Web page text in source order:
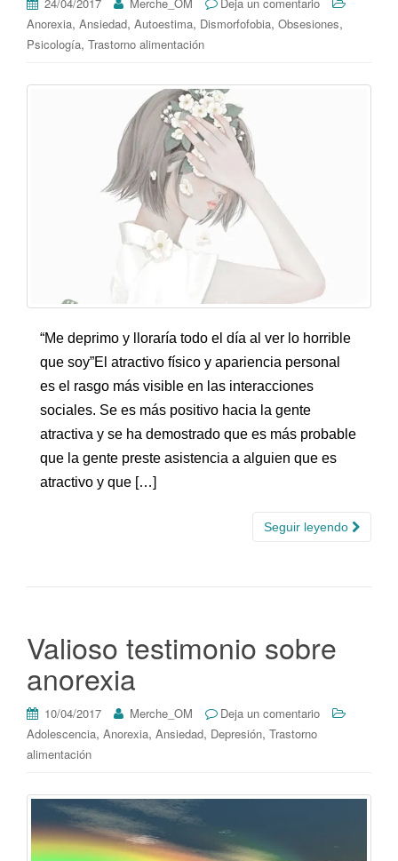
Anorexia, Ansiedad, Autoestima, Dismorfofobia, Obsesiones,
Psicología, Trastorno alimentación
“Me deprimo y lloraría todo el día al ver lo horrible
que soy”El atractivo físico y apariencia personal
es el rasgo más visible en las interacciones
sociales. Se es más positivo hacia la gente
atractiva y se ha demostrado que es más probable
que la gente preste asistencia a alguien que es
atractivo y que […]
Seguir leyendo
Valioso testimonio sobre
anorexia
10/04/2017 Merche_OM
Deja un comentario
Adolescencia, Anorexia, Ansiedad, Depresión, Trastorno
alimentación